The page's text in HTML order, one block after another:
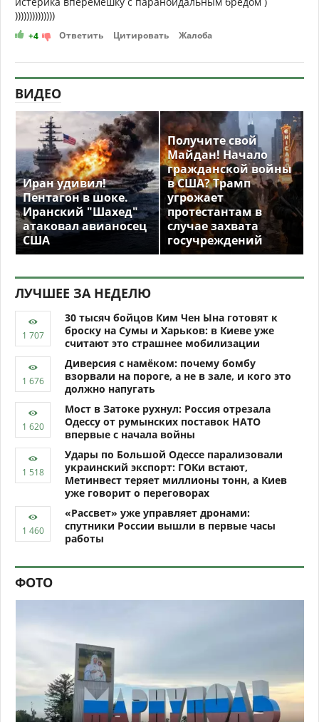
))))))))))))))
+4 Ответить Цитировать Жалоба
ВИДЕО
Иран удивил!
Пентагон в шоке.
Иранский "Шахед"
атаковал авианосец
США
Получите свой
Майдан! Начало
гражданской войны
в США? Трамп
угрожает
протестантам в
случае захвата
госучреждений
ЛУЧШЕЕ ЗА НЕДЕЛЮ
30 тысяч бойцов Ким Чен Ына готовят к
броску на Сумы и Харьков: в Киеве уже
считают это страшнее мобилизации
Диверсия с намёком: почему бомбу
взорвали на пороге, а не в зале, и кого это
должно напугать
Мост в Затоке рухнул: Россия отрезала
Одессу от румынских поставок НАТО
впервые с начала войны
Удары по Большой Одессе парализовали
украинский экспорт: ГОКи встают,
Метинвест теряет миллионы тонн, а Киев
уже говорит о переговорах
«Рассвет» уже управляет дронами:
спутники России вышли в первые часы
работы
ФОТО